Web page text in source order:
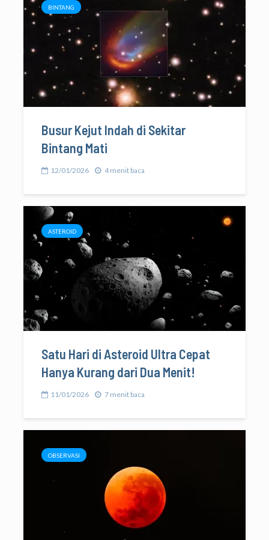
BINTANG
Busur Kejut Indah di Sekitar
Bintang Mati
12/01/2026 4 menit baca
ASTEROID
Satu Hari di Asteroid Ultra Cepat
Hanya Kurang dari Dua Menit!
11/01/2026 7 menit baca
OBSERVASI